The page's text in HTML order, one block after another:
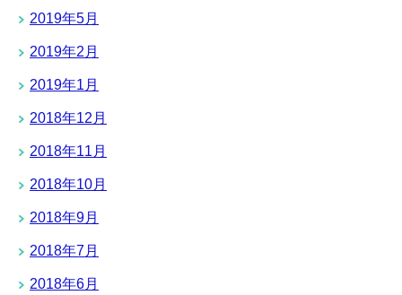
2019年5月
2019年2月
2019年1月
2018年12月
2018年11月
2018年10月
2018年9月
2018年7月
2018年6月